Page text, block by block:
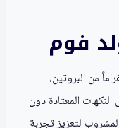
فوم
مشروب بروتين كولد فوم على 15 غراماً من البروتين،
المعتادة دون
لتعزيز تجربة